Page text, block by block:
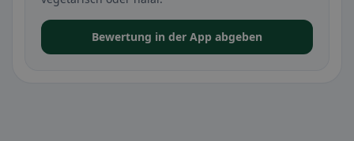
Bewertung in der App abgeben